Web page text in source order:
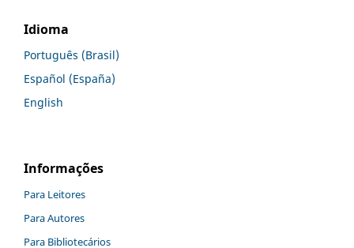
Idioma
Português (Brasil)
Español (España)
English
Informações
Para Leitores
Para Autores
Para Bibliotecários